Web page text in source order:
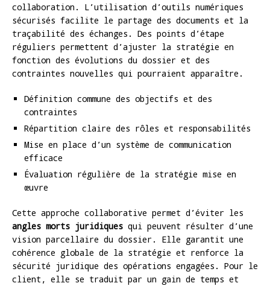
collaboration. L’utilisation d’outils numériques
sécurisés facilite le partage des documents et la
traçabilité des échanges. Des points d’étape
réguliers permettent d’ajuster la stratégie en
fonction des évolutions du dossier et des
contraintes nouvelles qui pourraient apparaître.
Définition commune des objectifs et des
contraintes
Répartition claire des rôles et responsabilités
Mise en place d’un système de communication
efficace
Évaluation régulière de la stratégie mise en
œuvre
Cette approche collaborative permet d’éviter les
angles morts juridiques qui peuvent résulter d’une
vision parcellaire du dossier. Elle garantit une
cohérence globale de la stratégie et renforce la
sécurité juridique des opérations engagées. Pour le
client, elle se traduit par un gain de temps et